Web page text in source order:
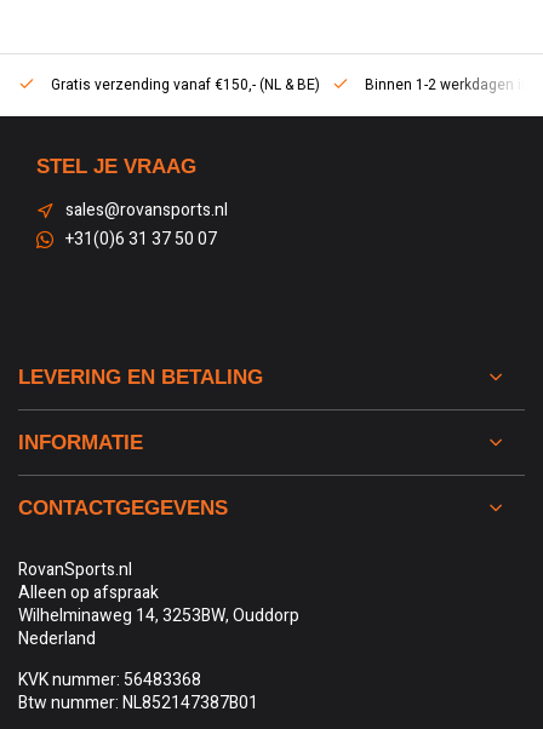
Gratis verzending vanaf €150,- (NL & BE) Binnen 1-2 werkdagen in
STEL JE VRAAG
sales@rovansports.nl
+31(0)6 31 37 50 07
LEVERING EN BETALING
INFORMATIE
CONTACTGEGEVENS
RovanSports.nl
Alleen op afspraak
Wilhelminaweg 14, 3253BW, Ouddorp
Nederland
KVK nummer: 56483368
Btw nummer: NL852147387B01